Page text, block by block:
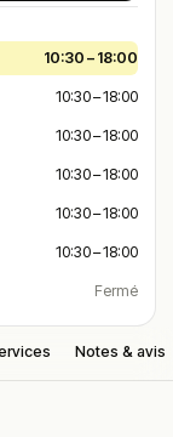
10:30 – 18:00
10:30 – 18:00
10:30 – 18:00
10:30 – 18:00
10:30 – 18:00
10:30 – 18:00
Fermé
Notes & avis